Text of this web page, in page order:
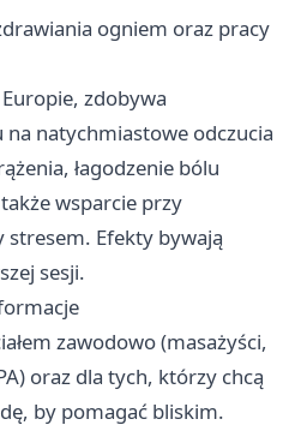
ogniem oraz pracy
zdobywa
natychmiastowe odczucia
łagodzenie bólu
wsparcie przy
stresem. Efekty bywają
sesji.
zawodowo (masażyści,
oraz dla tych, którzy chcą
by pomagać bliskim.